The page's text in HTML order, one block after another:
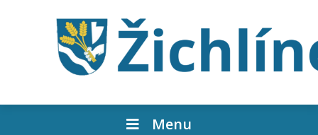
Menu